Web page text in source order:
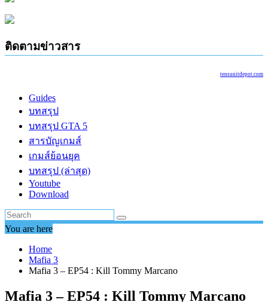
ติดตามข่าวสาร
tensunitdepot.com
Guides
บทสรุป
บทสรุป GTA 5
สารบัญเกมส์
เกมส์ย้อนยุค
บทสรุป (ล่าสุด)
Youtube
Download
You are here
Home
Mafia 3
Mafia 3 – EP54 : Kill Tommy Marcano
Mafia 3 – EP54 : Kill Tommy Marcano